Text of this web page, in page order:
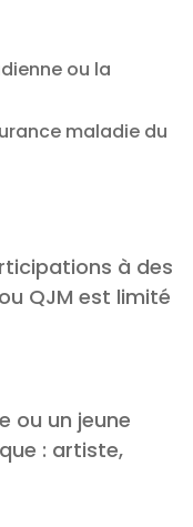
ou la
maladie du
à des
QJM est limité
ou un jeune
: artiste,